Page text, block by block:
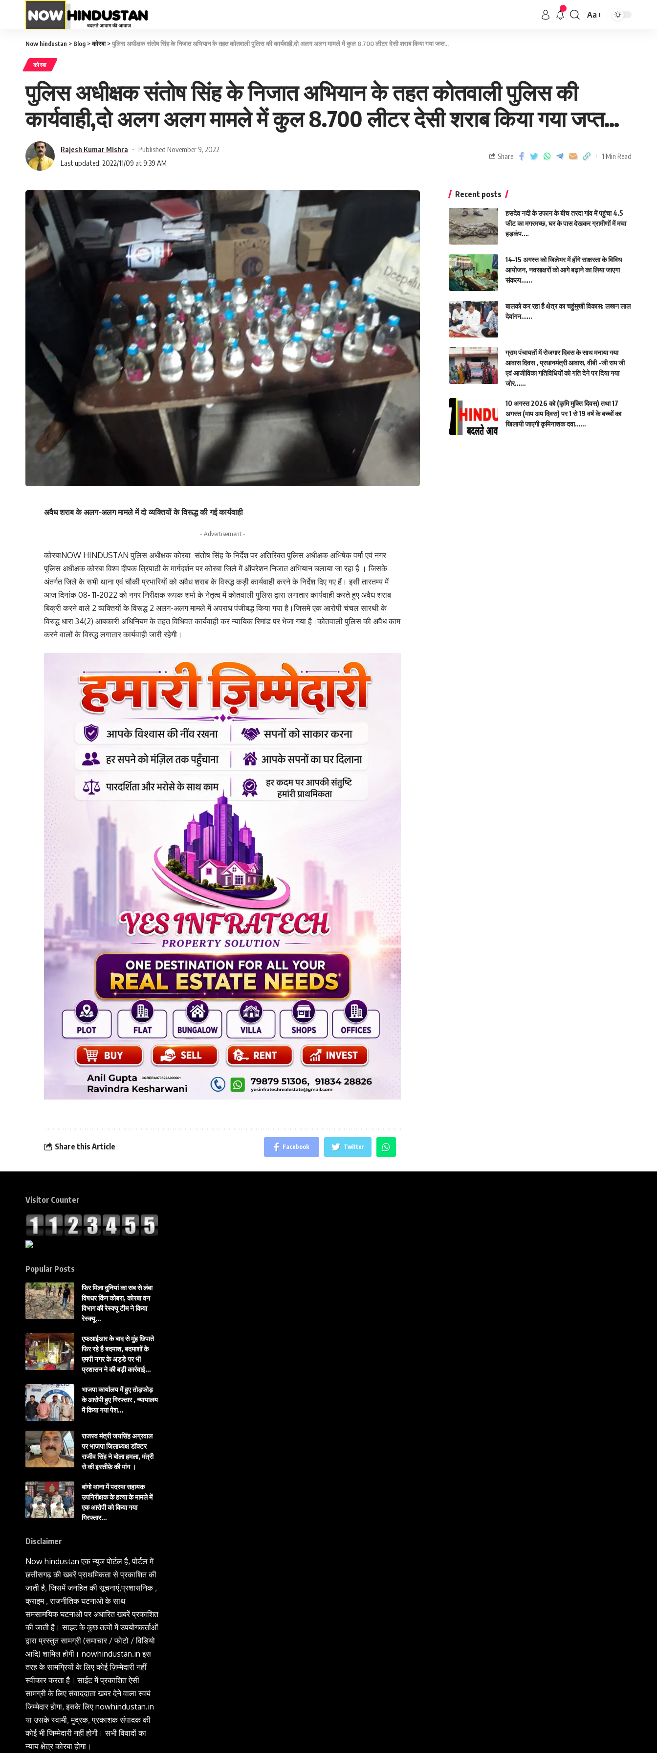
Aa
Now hindustan > Blog >कोरबा>पुलिस अधीक्षक संतोष सिंह के निजात अभियान के तहत कोतवाली पुलिस की कार्यवाही,दो अलग अलग मामले में कुल 8.700 लीटर देसी शराब किया गया जप्त…
कोरबा
पुलिस अधीक्षक संतोष सिंह के निजात अभियान के तहत कोतवाली पुलिस की
कार्यवाही,दो अलग अलग मामले में कुल 8.700 लीटर देसी शराब किया गया जप्त…
Last updated: 2022/11/09 at 9:39 AM
Rajesh Kumar Mishra Published November 9, 2022
Share 1 Min Read
अवैध शराब के अलग-अलग मामले में दो व्यक्तियों के विरूद्ध की गई कार्यवाही
- Advertisement -
कोरबाNOW HINDUSTAN पुलिस अधीक्षक कोरबा संतोष सिंह के निर्देश पर अतिरिक्त पुलिस अधीक्षक अभिषेक वर्मा एवं नगर
पुलिस अधीक्षक कोरबा विश्व दीपक त्रिपाठी के मार्गदर्शन पर कोरबा जिले में ऑपरेशन निजात अभियान चलाया जा रहा है । जिसके
अंतर्गत जिले के सभी थाना एवं चौकी प्रभारियों को अवैध शराब के विरुद्ध कड़ी कार्यवाही करने के निर्देश दिए गए हैं। इसी तारतम्य में
आज दिनांक 08- 11-2022 को नगर निरीक्षक रूपक शर्मा के नेतृत्व में कोतवाली पुलिस द्वारा लगातार कार्यवाही करते हुए अवैध शराब
बिक्री करने वाले 2 व्यक्तियों के विरूद्ध 2 अलग-अलग मामले में अपराध पंजीबद्ध किया गया है।जिसमे एक आरोपी चंचल सारथी के
विरुद्ध धारा 34(2) आबकारी अधिनियम के तहत विधिवत कार्यवाही कर न्यायिक रिमांड पर भेजा गया है।कोतवाली पुलिस की अवैध काम
करने वालों के विरुद्ध लगातार कार्यवाही जारी रहेगी।
Share this Article Facebook Twitter
Recent posts
हसदेव नदी के उफान के बीच तरदा गांव में पहुंचा 4.5
फीट का मगरमच्छ, घर के पास देखकर ग्रामीणों में मचा
हड़कंप….
14–15 अगस्त को जिलेभर में होंगे साक्षरता के विविध
आयोजन, नवसाक्षरों को आगे बढ़ाने का लिया जाएगा
संकल्प……
बालको कर रहा है क्षेत्र का चहुंमुखी विकास: लखन लाल
देवांगन……
ग्राम पंचायतों में रोजगार दिवस के साथ मनाया गया
आवास दिवस , प्रधानमंत्री आवास, वीबी -जी राम जी
एवं आजीविका गतिविधियों को गति देने पर दिया गया
जोर……
10 अगस्त 2026 को (कृमि मुक्ति दिवस) तथा 17
अगस्त (माप अप दिवस) पर 1 से 19 वर्ष के बच्चों का
खिलायी जाएगी कृमिनाशक दवा……
Visitor Counter
Popular Posts
फिर मिला दुनियां का सब से लंबा
विषधर किंग कोबरा, कोरबा वन
विभाग की रेस्क्यू टीम ने किया
रेस्क्यू…
एफआईआर के बाद से मुंह छिपाते
फिर रहे है बदमाश, बदमाशों के
एमपी नगर के अड्डे पर भी
प्रशासन ने की बड़ी कार्रवाई…
भाजपा कार्यालय में हुए तोड़फोड़
के आरोपी हुए गिरफ्तार , न्यायालय
में किया गया पेश…
राजस्व मंत्री जयसिंह अग्रवाल
पर भाजपा जिलाध्यक्ष डॉक्टर
राजीव सिंह ने बोला हमला, मंत्री
से की इस्तीफ़े की मांग ।
बांगो थाना में पदस्थ सहायक
उपनिरीक्षक के हत्या के मामले में
एक आरोपी को किया गया
गिरफ्तार…
Disclaimer
Now hindustan एक न्यूज पोर्टल है, पोर्टल में
छत्तीसगढ़ की खबरें प्राथमिकता से प्रकाशित की
जाती है, जिसमें जनहित की सूचनाएं,प्रशासनिक ,
क्राइम , राजनीतिक घटनाओ के साथ
समसामयिक घटनाओं पर अधारित खबरें प्रकाशित
की जाती है। साइट के कुछ तत्वों में उपयोगकर्ताओं
द्वारा प्रस्तुत सामग्री (समाचार / फोटो / विडियो
आदि) शामिल होगी। nowhindustan.in इस
तरह के सामग्रियों के लिए कोई ज़िम्मेदारी नहीं
स्वीकार करता है। साईट में प्रकाशित ऐसी
सामग्री के लिए संवाददाता खबर देने वाला स्वयं
जिम्मेदार होगा, इसके लिए nowhindustan.in
या उसके स्वामी, मुद्रक, प्रकाशक संपादक की
कोई भी जिम्मेदारी नहीं होगी। सभी विवादों का
न्याय क्षेत्र कोरबा होगा।